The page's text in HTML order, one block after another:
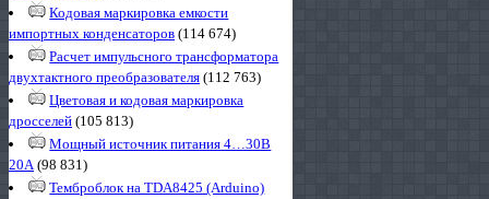
Кодовая маркировка емкости
импортных конденсаторов (114 674)
Расчет импульсного трансформатора
двухтактного преобразователя (112 763)
Цветовая и кодовая маркировка
дросселей (105 813)
Мощный источник питания 4…30В
20А(98 831)
Темброблок на TDA8425 (Arduino)